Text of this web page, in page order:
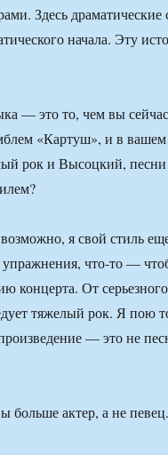
Здесь
начала. Эту
— это то, чем вы
«Картуш», и в вашем
рок и Высоцкий,
я свой стиль
что-то —
концерта. От
тяжелый рок. Я пою
— это не
больше актер, а не певец.